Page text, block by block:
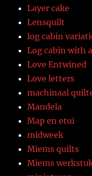
Layer cake
Lensquilt
log cabin
Log cabin with
Love Entwined
Love letters
machinaal
Mandela
Map en etui
midweek
Miems quilts
Miems